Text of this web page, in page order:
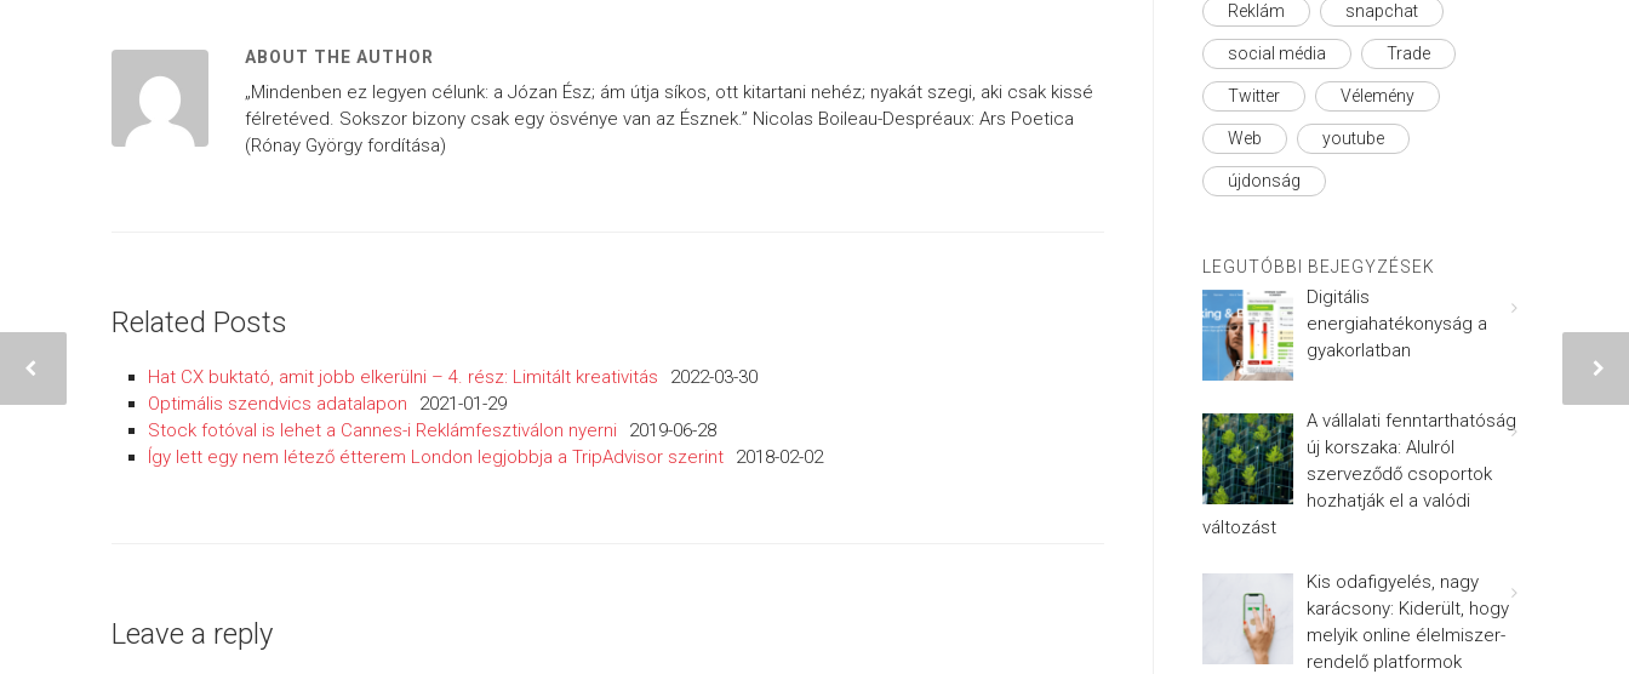
ABOUT THE AUTHOR
„Mindenben ez legyen célunk: a Józan Ész; ám útja síkos, ott kitartani nehéz; nyakát szegi, aki csak kissé
félretéved. Sokszor bizony csak egy ösvénye van az Észnek.” Nicolas Boileau-Despréaux: Ars Poetica
(Rónay György fordítása)
Related Posts
Hat CX buktató, amit jobb elkerülni – 4. rész: Limitált kreativitás
2022-03-30
Optimális szendvics adatalapon
2021-01-29
Stock fotóval is lehet a Cannes-i Reklámfesztiválon nyerni
2019-06-28
Így lett egy nem létező étterem London legjobbja a TripAdvisor szerint
2018-02-02
Leave a reply
Reklám snapchat
social média Trade
Twitter Vélemény
Web youtube
újdonság
LEGUTÓBBI BEJEGYZÉSEK
Digitális
energiahatékonyság a
gyakorlatban
A vállalati fenntarthatóság
új korszaka: Alulról
szerveződő csoportok
hozhatják el a valódi
változást
Kis odafigyelés, nagy
karácsony: Kiderült, hogy
melyik online élelmiszer-
rendelő platformok